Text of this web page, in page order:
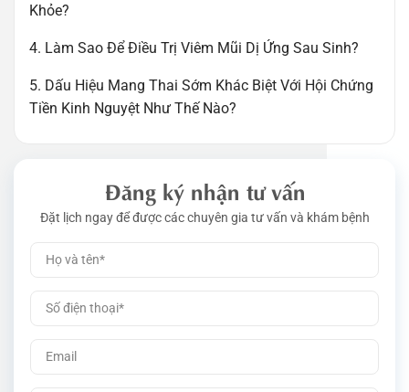
Khỏe?
4. Làm Sao Để Điều Trị Viêm Mũi Dị Ứng Sau Sinh?
5. Dấu Hiệu Mang Thai Sớm Khác Biệt Với Hội Chứng
Tiền Kinh Nguyệt Như Thế Nào?
Đăng ký nhận tư vấn
Đặt lịch ngay để được các chuyên gia tư vấn và khám bệnh